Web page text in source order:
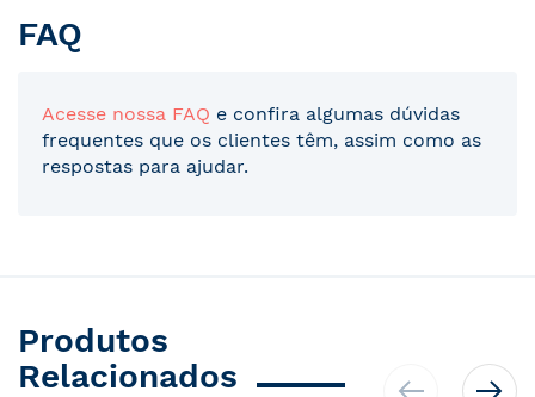
FAQ
Acesse nossa FAQ e confira algumas dúvidas
frequentes que os clientes têm, assim como as
respostas para ajudar.
Produtos
Relacionados